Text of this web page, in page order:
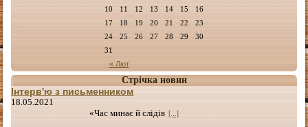
« Лют
10
11 12 13 14 15
16
17
18 19 20 21 22
23
24
25 26 27 28 29
30
31
Стрічка новин
Інтерв'ю з письменником
18.05.2021
«Час минає й слідів [...]